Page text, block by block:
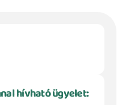
hívható ügyelet: